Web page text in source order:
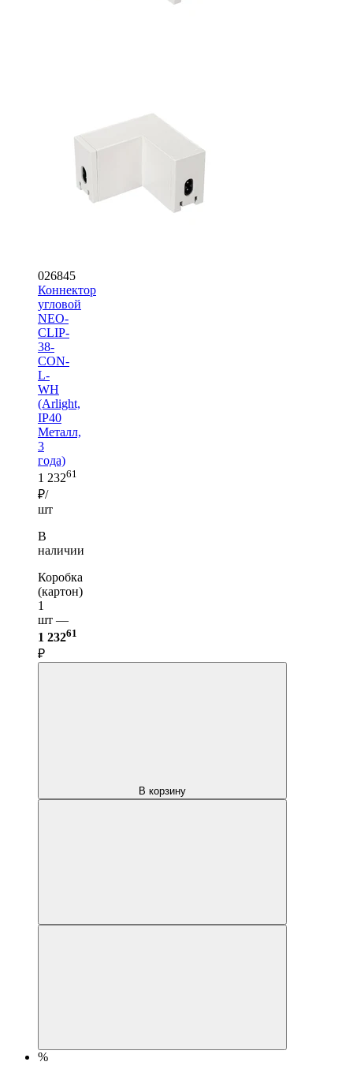
026845
Коннектор
угловой
NEO-
CLIP-
38-
CON-
L-
WH
(Arlight,
IP40
Металл,
3
года)
1 23261
₽/
шт
В
наличии
Коробка
(картон)
1
шт —
1 23261
₽
В корзину
%